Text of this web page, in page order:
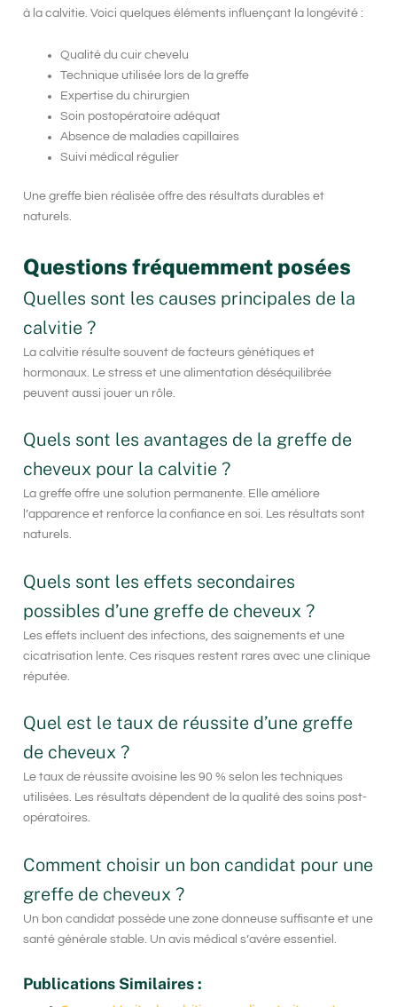
à la calvitie. Voici quelques éléments influençant la longévité :
Qualité du cuir chevelu
Technique utilisée lors de la greffe
Expertise du chirurgien
Soin postopératoire adéquat
Absence de maladies capillaires
Suivi médical régulier
Une greffe bien réalisée offre des résultats durables et
naturels.
Questions fréquemment posées
Quelles sont les causes principales de la
calvitie ?
La calvitie résulte souvent de facteurs génétiques et
hormonaux. Le stress et une alimentation déséquilibrée
peuvent aussi jouer un rôle.
Quels sont les avantages de la greffe de
cheveux pour la calvitie ?
La greffe offre une solution permanente. Elle améliore
l’apparence et renforce la confiance en soi. Les résultats sont
naturels.
Quels sont les effets secondaires
possibles d’une greffe de cheveux ?
Les effets incluent des infections, des saignements et une
cicatrisation lente. Ces risques restent rares avec une clinique
réputée.
Quel est le taux de réussite d’une greffe
de cheveux ?
Le taux de réussite avoisine les 90 % selon les techniques
utilisées. Les résultats dépendent de la qualité des soins post-
opératoires.
Comment choisir un bon candidat pour une
greffe de cheveux ?
Un bon candidat possède une zone donneuse suffisante et une
santé générale stable. Un avis médical s’avère essentiel.
Publications Similaires :